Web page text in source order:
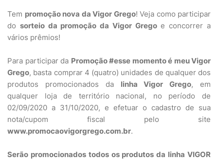
Tem promoção nova da Vigor Grego! Veja como participar
do sorteio da promoção da Vigor Gregoe concorrer a
vários prêmios!
Para participar da Promoção #esse momento é meu Vigor
Grego, basta comprar 4 (quatro) unidades de qualquer dos
produtos promocionados da linha Vigor Grego, em
qualquer loja de território nacional, no período de
02/09/2020 a 31/10/2020, e efetuar o cadastro de sua
nota/cupom fiscal pelo site
www.promocaovigorgrego.com.br.
Serão promocionados todos os produtos da linha VIGOR